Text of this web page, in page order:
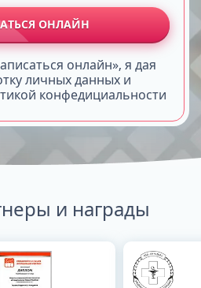
ОНЛАЙН
онлайн», я дая
личных данных и
конфедициальности
и награды